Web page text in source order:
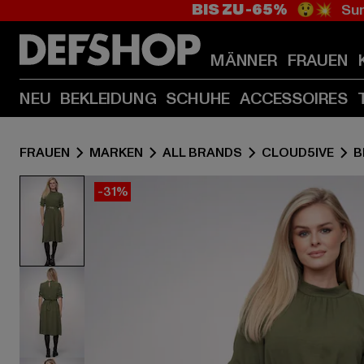
BIS ZU -65% 😲💥
MÄNNER FRAUEN
NEU BEKLEIDUNG SCHUHE ACCESSOIRES
FRAUEN MARKEN ALL BRANDS CLOUD5IVE
-31%